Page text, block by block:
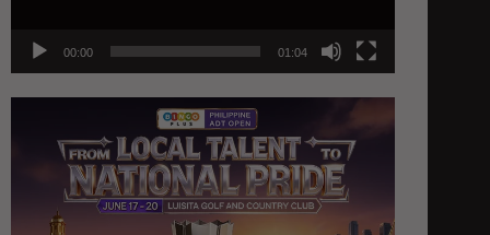
00:00 01:04